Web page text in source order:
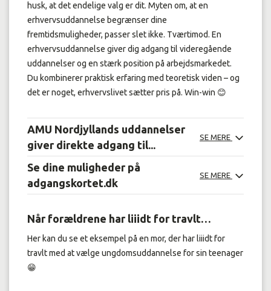
husk, at det endelige valg er dit. Myten om, at en
erhvervsuddannelse begrænser dine
fremtidsmuligheder, passer slet ikke. Tværtimod. En
erhvervsuddannelse giver dig adgang til videregående
uddannelser og en stærk position på arbejdsmarkedet.
Du kombinerer praktisk erfaring med teoretisk viden – og
det er noget, erhvervslivet sætter pris på. Win-win 😊
AMU Nordjyllands uddannelser
giver direkte adgang til...
SE MERE
Se dine muligheder på
adgangskortet.dk
SE MERE
Når forældrene har liiidt for travlt…
Her kan du se et eksempel på en mor, der har liiidt for
travlt med at vælge ungdomsuddannelse for sin teenager
😁